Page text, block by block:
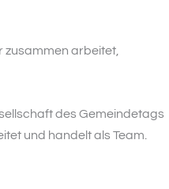
zusammen arbeitet,
des Gemeindetags
und handelt als Team.